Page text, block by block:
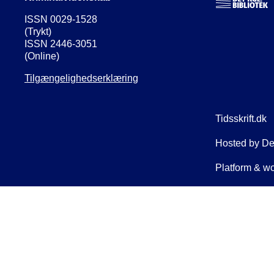
ISSN 0029-1528
(Trykt)
ISSN 2446-3051
(Online)
Tilgængelighedserklæring